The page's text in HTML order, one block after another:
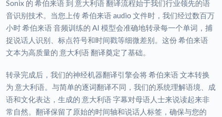
Sonix 的 希伯来语 到 意大利语 翻译流程始于我们行业领先的语
音识别技术。当您上传 希伯来语 audio 文件时，我们经过数百万
小时 希伯来语 音频训练的 AI 模型会准确地转录每一个单词，捕
捉说话人识别、标点符号和时间戳等细微差别。这份 希伯来语
文本为高质量的 意大利语 翻译奠定了基础。
转录完成后，我们的神经机器翻译引擎会将 希伯来语 文本转换
为 意大利语。与简单的逐词翻译不同，我们的系统理解语境、成
语和文化表达，生成的 意大利语 字幕对母语人士来说读起来非
常自然。翻译保留了原始的时间轴和说话人标签，确保与您的